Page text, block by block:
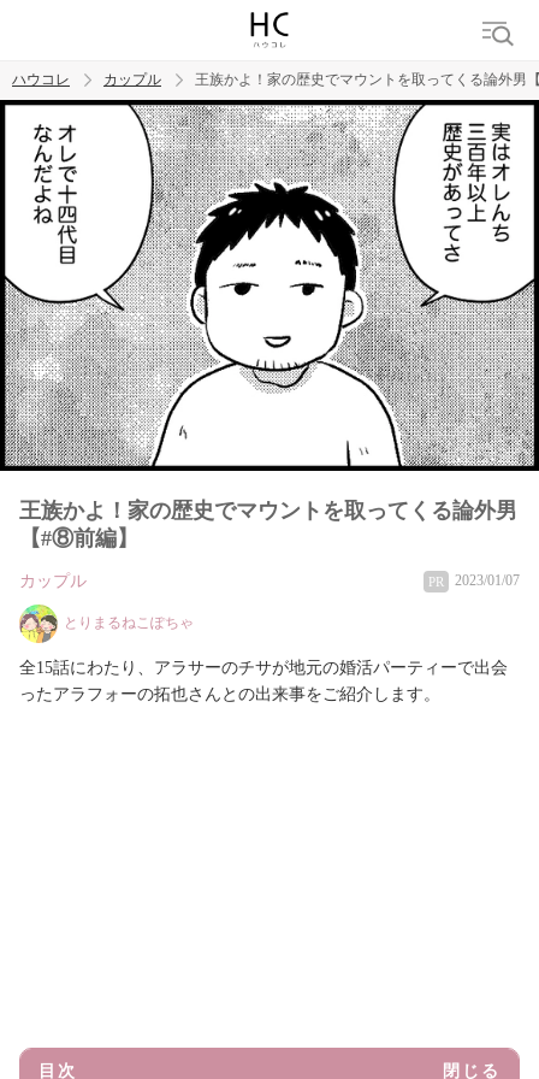
トレンド ワード
カップル デート エッチ セックス 長続き
ハウコレ カップル 王族かよ！家の歴史でマウントを取ってくる論外男
王族かよ！家の歴史でマウントを取ってくる論外男
【#⑧前編】
カップル PR 2023/01/07
とりまるねこぽちゃ
全15話にわたり、アラサーのチサが地元の婚活パーティーで出会
ったアラフォーの拓也さんとの出来事をご紹介します。
目次 閉じる